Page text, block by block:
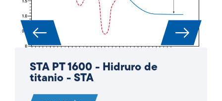
STA PT 1600 - Hidruro de
titanio - STA